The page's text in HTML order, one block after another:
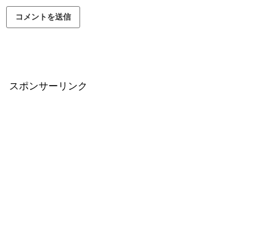
スポンサーリンク